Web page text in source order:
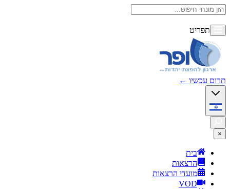
תפריט
תרום עכשיו ←
×
בית
הרצאות
מועדי הרצאות
VOD